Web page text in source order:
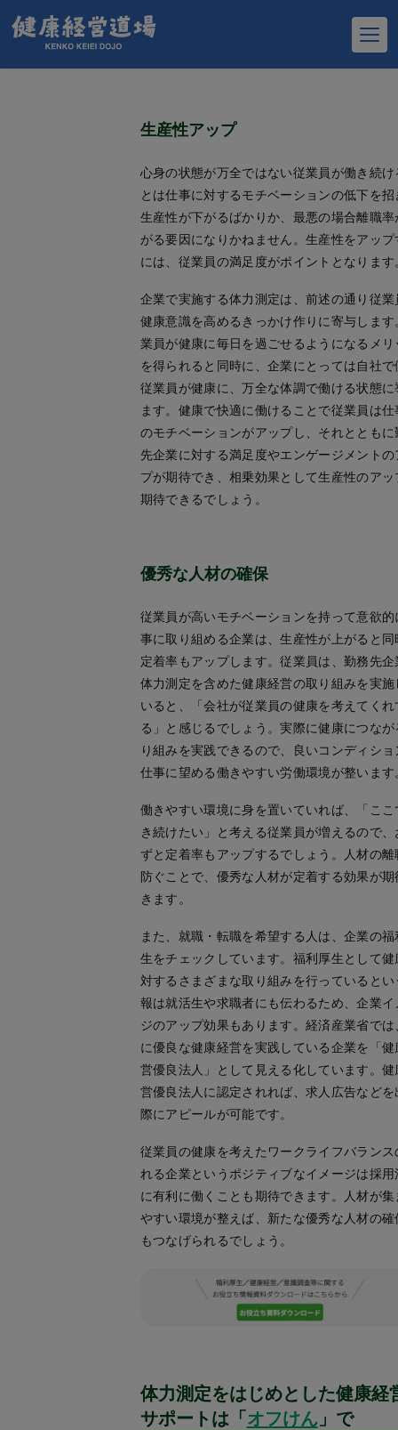
して健康意識を向上につなげられる効果が期
生産性アップ
心身の状態が万全ではない従業員が働き続け
とは仕事に対するモチベーションの低下を招
生産性が下がるばかりか、最悪の場合離職率
がる要因になりかねません。生産性をアップ
には、従業員の満足度がポイントとなります
企業で実施する体力測定は、前述の通り従業
健康意識を高めるきっかけ作りに寄与します
業員が健康に毎日を過ごせるようになるメリ
を得られると同時に、企業にとっては自社で
従業員が健康に、万全な体調で働ける状態に
ます。健康で快適に働けることで従業員は仕
のモチベーションがアップし、それとともに
先企業に対する満足度やエンゲージメントの
プが期待でき、相乗効果として生産性のアッ
期待できるでしょう。
優秀な人材の確保
従業員が高いモチベーションを持って意欲的
事に取り組める企業は、生産性が上がると同
定着率もアップします。従業員は、勤務先企
体力測定を含めた健康経営の取り組みを実施
いると、「会社が従業員の健康を考えてくれ
る」と感じるでしょう。実際に健康につなが
り組みを実践できるので、良いコンディショ
仕事に望める働きやすい労働環境が整います
働きやすい環境に身を置いていれば、「ここ
き続けたい」と考える従業員が増えるので、
ずと定着率もアップするでしょう。人材の離
防ぐことで、優秀な人材が定着する効果が期
きます。
また、就職・転職を希望する人は、企業の福
生をチェックしています。福利厚生として健
対するさまざまな取り組みを行っているとい
報は就活生や求職者にも伝わるため、企業イ
ジのアップ効果もあります。経済産業省では
に優良な健康経営を実践している企業を「健
営優良法人」として見える化しています。健
営優良法人に認定されれば、求人広告などを
際にアピールが可能です。
従業員の健康を考えたワークライフバランス
れる企業というポジティブなイメージは採用
に有利に働くことも期待できます。人材が集
やすい環境が整えば、新たな優秀な人材の確
もつなげられるでしょう。
体力測定をはじめとした健康経
サポートは「オフけん」で